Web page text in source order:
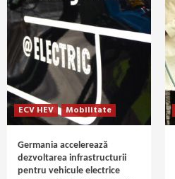
ECV HEV Mobilitate
Germania accelerează
dezvoltarea infrastructurii
pentru vehicule electrice